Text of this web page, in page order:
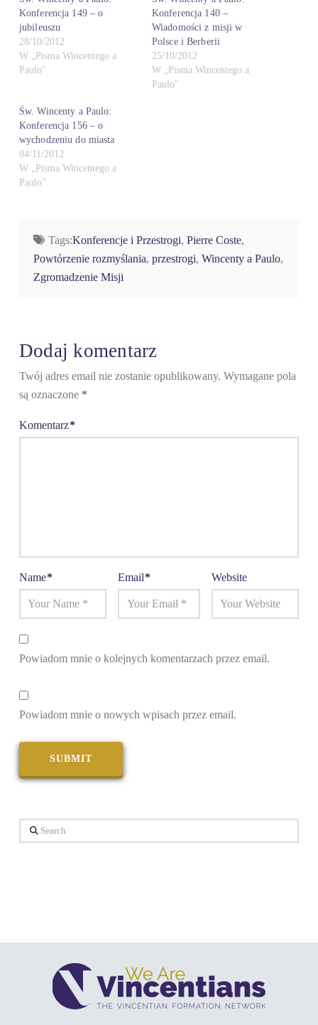
Konferencja 149 – o
jubileuszu
28/10/2012
W „Pisma Wincentego a
Paulo"
Konferencja 140 –
Wiadomości z misji w
Polsce i Berberii
25/10/2012
W „Pisma Wincentego a
Paulo"
Św. Wincenty a Paulo:
Konferencja 156 – o
wychodzeniu do miasta
04/11/2012
W „Pisma Wincentego a
Paulo"
Tags:Konferencje i Przestrogi, Pierre Coste,
Powtórzenie rozmyślania, przestrogi, Wincenty a Paulo,
Zgromadzenie Misji
Dodaj komentarz
Twój adres email nie zostanie opublikowany. Wymagane pola
są oznaczone *
Komentarz*
Name* Email* Website
Powiadom mnie o kolejnych komentarzach przez email.
Powiadom mnie o nowych wpisach przez email.
Search